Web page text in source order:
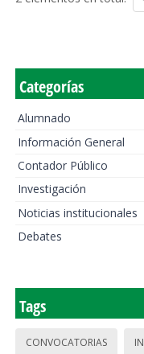
Categorías
Alumnado
Información General
Contador Público
Investigación
Noticias institucionales
Debates
Tags
CONVOCATORIAS